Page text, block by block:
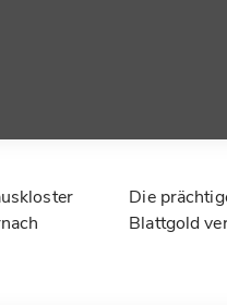
Die
Blattgold